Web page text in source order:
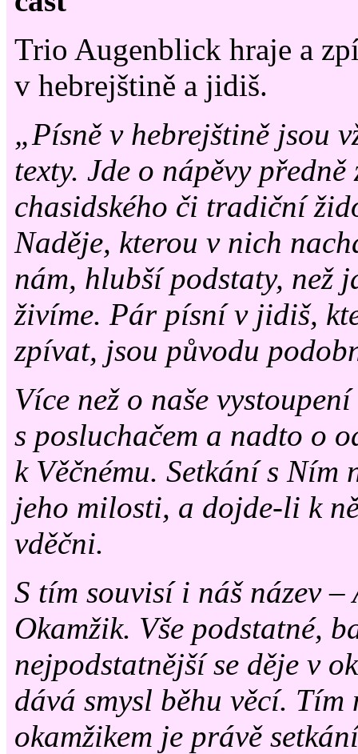
Trio Augenblick hraje a
v hebrejštině a jidiš.
„Písně v hebrejštině jsou
texty. Jde o nápěvy
chasidského či tradiční
Naděje, kterou v nich
nám, hlubší podstaty, než
živíme. Pár písní v jidiš,
zpívat, jsou původu
Více než o naše
s posluchačem a nadto o
k Věčnému. Setkání s Ním
jeho milosti, a dojde-li k
vděčni.
S tím souvisí i náš název
Okamžik. Vše podstatné,
nejpodstatnější se děje v
dává smysl běhu věcí.
okamžikem je právě